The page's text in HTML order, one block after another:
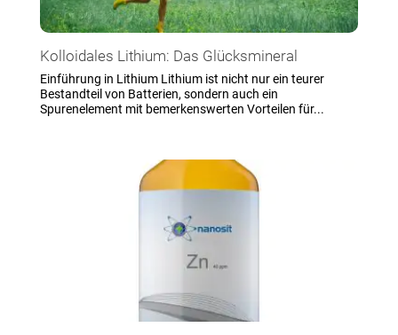
Kolloidales Lithium: Das Glücksmineral
Einführung in Lithium Lithium ist nicht nur ein teurer
Bestandteil von Batterien, sondern auch ein
Spurenelement mit bemerkenswerten Vorteilen für...